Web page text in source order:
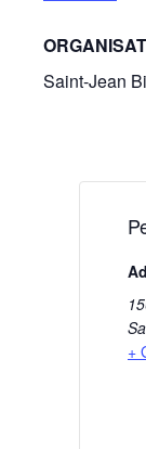
Saint-Jean
+